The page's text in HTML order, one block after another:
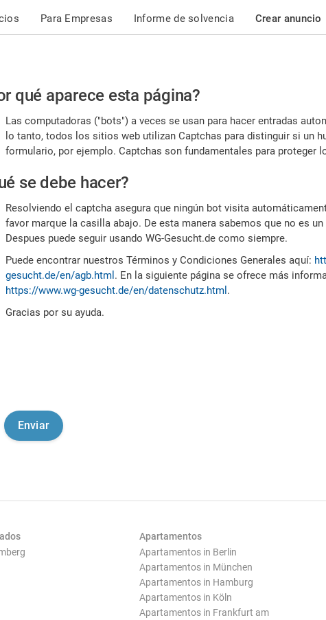
Para Empresas Informe de solvencia Crear anuncio
qué aparece esta página?
Las computadoras ("bots") a veces se usan para hacer entradas
lo tanto, todos los sitios web utilizan Captchas para distinguir si un
formulario, por ejemplo. Captchas son fundamentales para proteger
se debe hacer?
Resolviendo el captcha asegura que ningún bot visita
favor marque la casilla abajo. De esta manera sabemos que no es
Despues puede seguir usando WG-Gesucht.de como siempre.
Puede encontrar nuestros Términos y Condiciones Generales aquí:
gesucht.de/en/agb.html . En la siguiente página se ofrece más
https://www.wg-gesucht.de/en/datenschutz.html .
Gracias por su ayuda.
Apartamentos
Apartamentos in Berlin
Apartamentos in München
Apartamentos in Hamburg
Apartamentos in Köln
Apartamentos in Frankfurt am